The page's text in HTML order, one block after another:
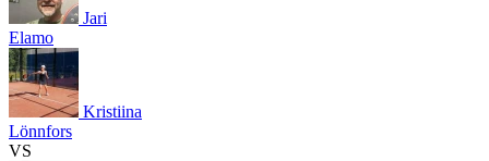
Jari
Elamo
Kristiina
Lönnfors
VS